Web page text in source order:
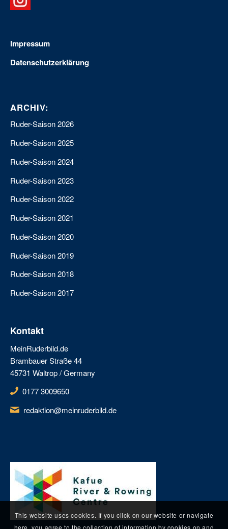
Impressum
Datenschutzerklärung
ARCHIV:
Ruder-Saison 2026
Ruder-Saison 2025
Ruder-Saison 2024
Ruder-Saison 2023
Ruder-Saison 2022
Ruder-Saison 2021
Ruder-Saison 2020
Ruder-Saison 2019
Ruder-Saison 2018
Ruder-Saison 2017
Kontakt
MeinRuderbild.de
Brambauer Straße 44
45731 Waltrop / Germany
0177 3009650
redaktion@meinruderbild.de
This website uses cookies. If you click on our website or navigate